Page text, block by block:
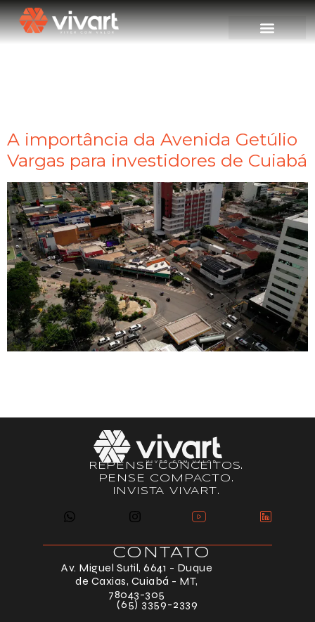
A importância da Avenida Getúlio
Vargas para investidores de Cuiabá
REPENSE CONCEITOS.
PENSE COMPACTO.
INVISTA VIVART.
CONTATO
Av. Miguel Sutil, 6641 - Duque
de Caxias, Cuiabá - MT,
78043-305
(65) 3359-2339